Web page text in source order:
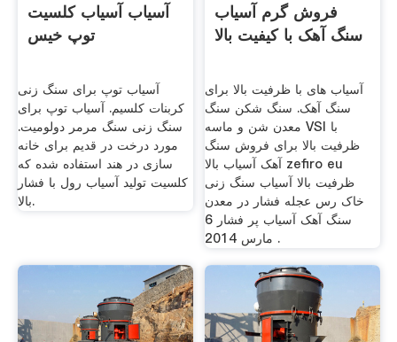
آسیاب آسیاب کلسیت
توپ خیس
آسیاب توپ برای سنگ زنی
کربنات کلسیم. آسیاب توپ برای
سنگ زنی سنگ مرمر دولومیت.
مورد درخت در قدیم برای خانه
سازی در هند استفاده شده که
کلسیت تولید آسیاب رول با فشار
بالا.
فروش گرم آسیاب
سنگ آهک با کیفیت بالا
آسیاب های با ظرفیت بالا برای
سنگ آهک. سنگ شکن سنگ
معدن شن و ماسه VSI با
ظرفیت بالا برای فروش سنگ
آهک آسیاب بالا zefiro eu
ظرفیت بالا آسیاب سنگ زنی
خاک رس عجله فشار در معدن
سنگ آهک آسیاب پر فشار 6
مارس 2014 .